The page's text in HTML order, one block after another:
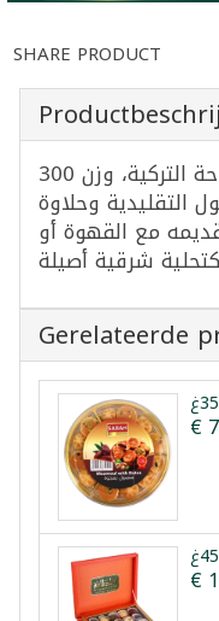
SHARE PRODUCT
معمول ياسمين المحشو بالراحة التركية، وزن 300
التقليدية وحلاوة
مع القهوة أو
Gerelateerde
€
€